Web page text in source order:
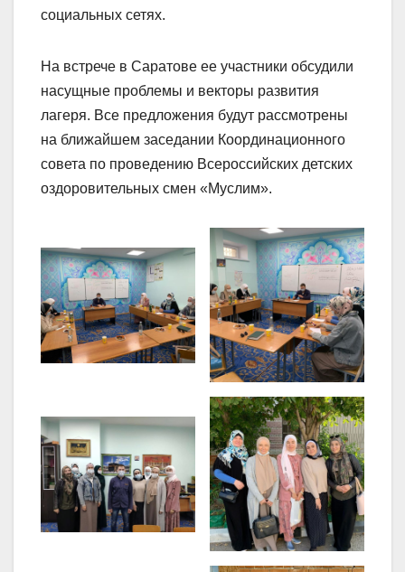
социальных сетях.
На встрече в Саратове ее участники обсудили
насущные проблемы и векторы развития
лагеря. Все предложения будут рассмотрены
на ближайшем заседании Координационного
совета по проведению Всероссийских детских
оздоровительных смен «Муслим».